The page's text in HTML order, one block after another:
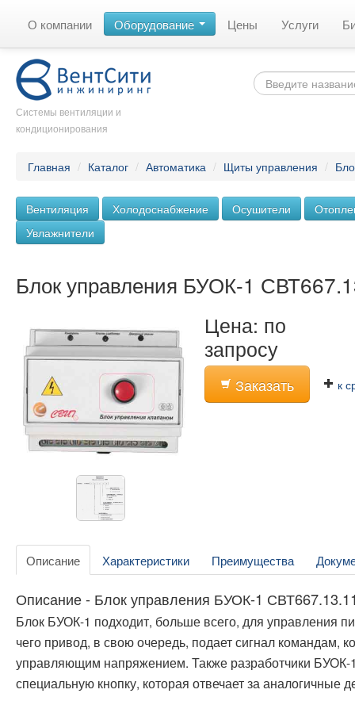
О компании Оборудование Цены Услуги
Системы вентиляции и
кондиционирования
Главная / Каталог / Автоматика / Щиты управления /
Вентиляция Холодоснабжение Осушители
Увлажнители
Блок управления БУОК-1
Цена: по
запросу
Заказать к
Описание Характеристики Преимущества
Описание - Блок управления БУОК-1
Блок БУОК-1 подходит, больше всего, для управления
чего привод, в свою очередь, подает сигнал командам,
управляющим напряжением. Также разработчики
специальную кнопку, которая отвечает за аналогичные